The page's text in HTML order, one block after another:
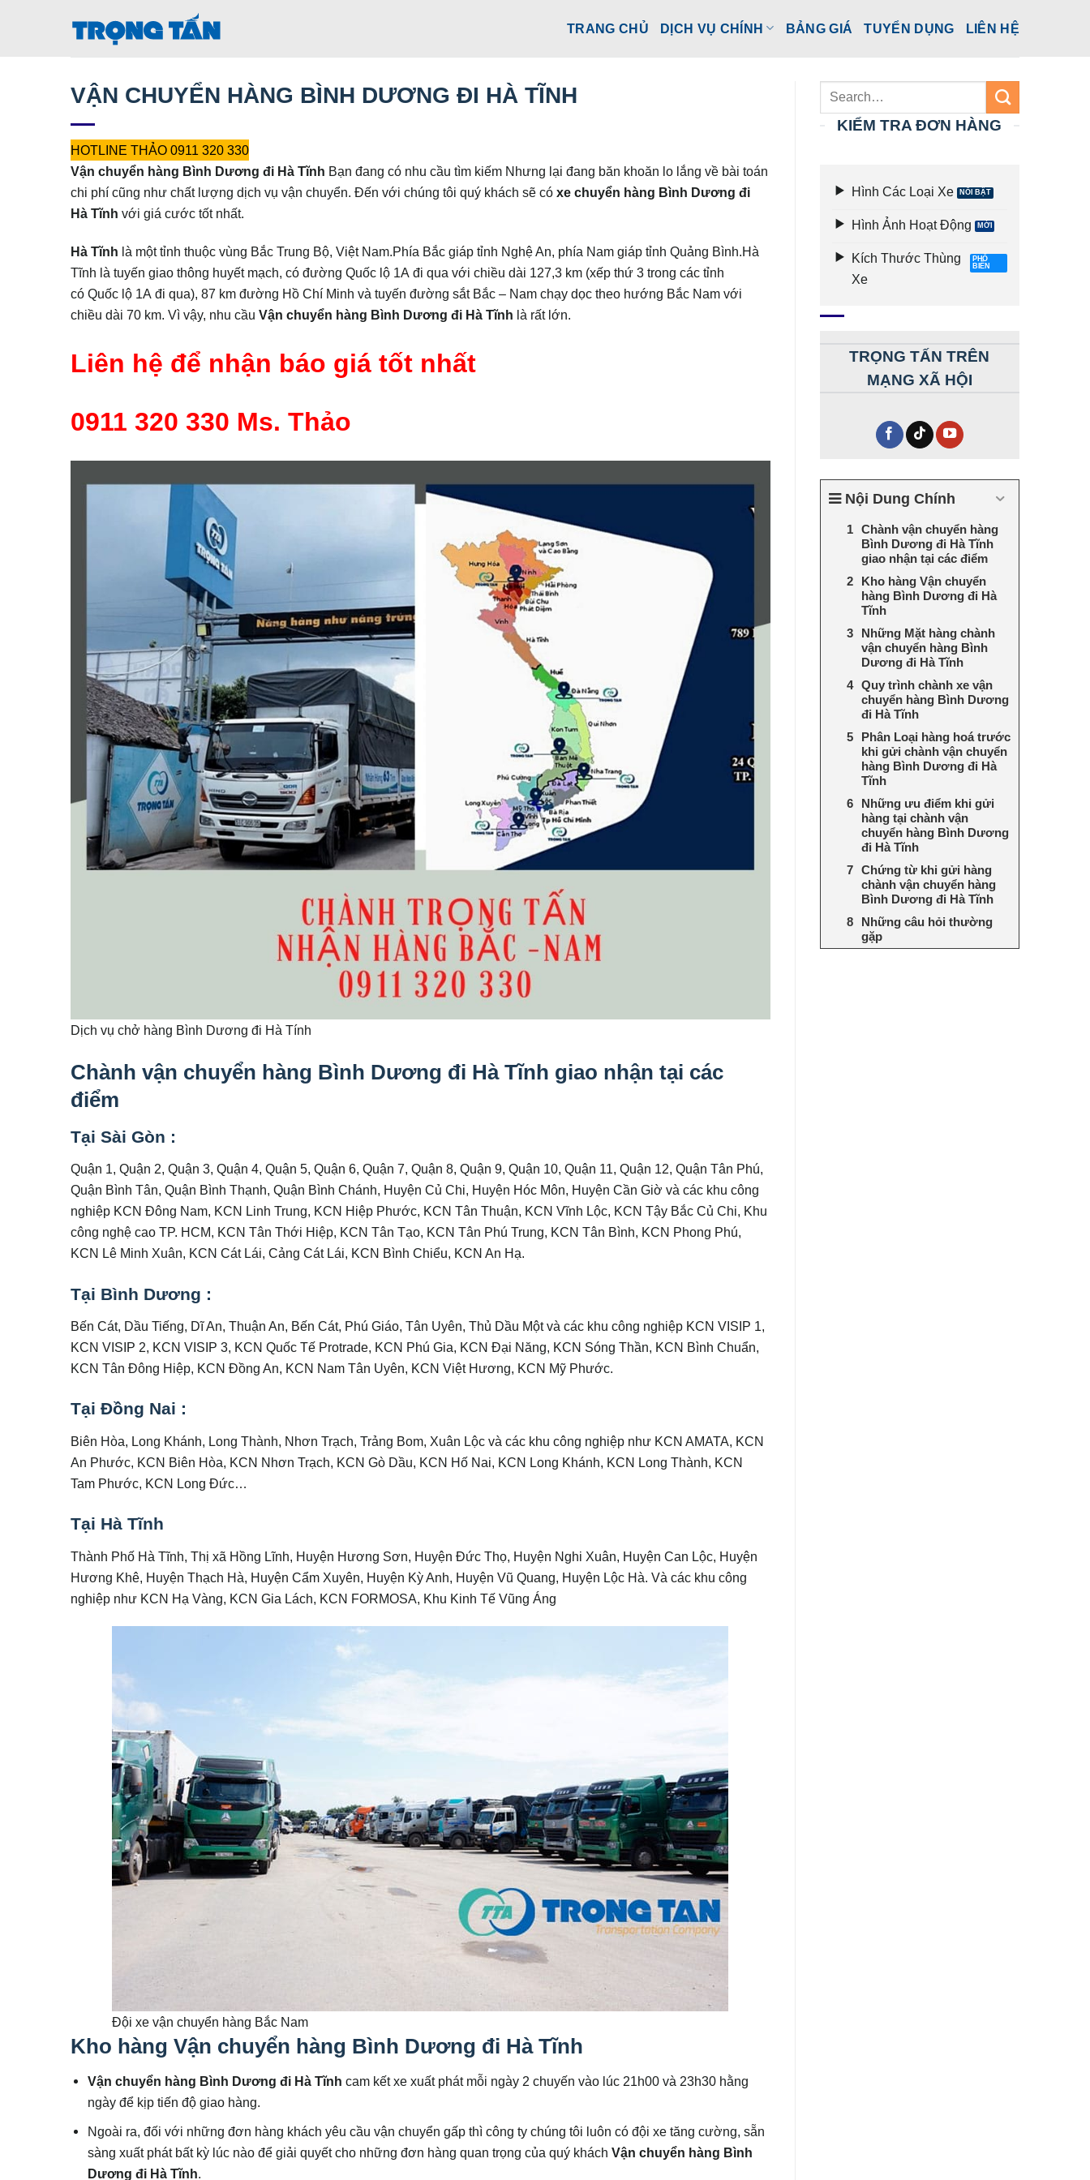
TRANG CHỦ DỊCH VỤ CHÍNH BẢNG GIÁ TUYỂN DỤNG LIÊN HỆ
VẬN CHUYỂN HÀNG BÌNH DƯƠNG ĐI HÀ TĨNH
HOTLINE THẢO 0911 320 330
Vận chuyển hàng Bình Dương đi Hà Tĩnh Bạn đang có nhu cầu tìm kiếm Nhưng lại đang băn khoăn lo lắng về bài toán
chi phí cũng như chất lượng dịch vụ vận chuyển. Đến với chúng tôi quý khách sẽ có xe chuyển hàng Bình Dương đi
Hà Tĩnh với giá cước tốt nhất.
Hà Tĩnh là một tỉnh thuộc vùng Bắc Trung Bộ, Việt Nam.Phía Bắc giáp tỉnh Nghệ An, phía Nam giáp tỉnh Quảng Bình.Hà
Tĩnh là tuyến giao thông huyết mạch, có đường Quốc lộ 1A đi qua với chiều dài 127,3 km (xếp thứ 3 trong các tỉnh
có Quốc lộ 1A đi qua), 87 km đường Hồ Chí Minh và tuyến đường sắt Bắc – Nam chạy dọc theo hướng Bắc Nam với
chiều dài 70 km. Vì vậy, nhu cầu Vận chuyển hàng Bình Dương đi Hà Tĩnh là rất lớn.
Liên hệ để nhận báo giá tốt nhất
0911 320 330 Ms. Thảo
Dịch vụ chở hàng Bình Dương đi Hà Tính
Chành vận chuyển hàng Bình Dương đi Hà Tĩnh giao nhận tại các
điểm
Tại Sài Gòn :
Quận 1, Quận 2, Quận 3, Quận 4, Quận 5, Quận 6, Quận 7, Quận 8, Quận 9, Quận 10, Quận 11, Quận 12, Quận Tân Phú,
Quận Bình Tân, Quận Bình Thạnh, Quận Bình Chánh, Huyện Củ Chi, Huyện Hóc Môn, Huyện Cần Giờ và các khu công
nghiệp KCN Đông Nam, KCN Linh Trung, KCN Hiệp Phước, KCN Tân Thuận, KCN Vĩnh Lộc, KCN Tậy Bắc Củ Chi, Khu
công nghệ cao TP. HCM, KCN Tân Thới Hiệp, KCN Tân Tạo, KCN Tân Phú Trung, KCN Tân Bình, KCN Phong Phú,
KCN Lê Minh Xuân, KCN Cát Lái, Cảng Cát Lái, KCN Bình Chiểu, KCN An Hạ.
Tại Bình Dương :
Bến Cát, Dầu Tiếng, Dĩ An, Thuận An, Bến Cát, Phú Giáo, Tân Uyên, Thủ Dầu Một và các khu công nghiệp KCN VISIP 1,
KCN VISIP 2, KCN VISIP 3, KCN Quốc Tế Protrade, KCN Phú Gia, KCN Đại Năng, KCN Sóng Thần, KCN Bình Chuẩn,
KCN Tân Đông Hiệp, KCN Đồng An, KCN Nam Tân Uyên, KCN Việt Hương, KCN Mỹ Phước.
Tại Đồng Nai :
Biên Hòa, Long Khánh, Long Thành, Nhơn Trạch, Trảng Bom, Xuân Lộc và các khu công nghiệp như KCN AMATA, KCN
An Phước, KCN Biên Hòa, KCN Nhơn Trạch, KCN Gò Dầu, KCN Hố Nai, KCN Long Khánh, KCN Long Thành, KCN
Tam Phước, KCN Long Đức…
Tại Hà Tĩnh
Thành Phố Hà Tĩnh, Thị xã Hồng Lĩnh, Huyện Hương Sơn, Huyện Đức Thọ, Huyện Nghi Xuân, Huyện Can Lộc, Huyện
Hương Khê, Huyện Thạch Hà, Huyện Cẩm Xuyên, Huyện Kỳ Anh, Huyện Vũ Quang, Huyện Lộc Hà. Và các khu công
nghiệp như KCN Hạ Vàng, KCN Gia Lách, KCN FORMOSA, Khu Kinh Tế Vũng Áng
Đội xe vận chuyển hàng Bắc Nam
Kho hàng Vận chuyển hàng Bình Dương đi Hà Tĩnh
Vận chuyển hàng Bình Dương đi Hà Tĩnh cam kết xe xuất phát mỗi ngày 2 chuyến vào lúc 21h00 và 23h30 hằng
ngày để kịp tiến độ giao hàng.
Ngoài ra, đối với những đơn hàng khách yêu cầu vận chuyển gấp thì công ty chúng tôi luôn có đội xe tăng cường, sẵn
sàng xuất phát bất kỳ lúc nào để giải quyết cho những đơn hàng quan trọng của quý kháchVận chuyển hàng Bình
Dương đi Hà Tĩnh.
KIỂM TRA ĐƠN HÀNG
Hình Các Loại Xe
Hình Ảnh Hoạt Động
Kích Thước Thùng
Xe
TRỌNG TẤN TRÊN
MẠNG XÃ HỘI
Nội Dung Chính
Chành vận chuyển hàng
Bình Dương đi Hà Tĩnh
giao nhận tại các điểm
Kho hàng Vận chuyển
hàng Bình Dương đi Hà
Tĩnh
Những Mặt hàng chành
vận chuyển hàng Bình
Dương đi Hà Tĩnh
Quy trình chành xe vận
chuyển hàng Bình Dương
đi Hà Tĩnh
Phân Loại hàng hoá trước
khi gửi chành vận chuyển
hàng Bình Dương đi Hà
Tĩnh
Những ưu điểm khi gửi
hàng tại chành vận
chuyển hàng Bình Dương
đi Hà Tĩnh
Chứng từ khi gửi hàng
chành vận chuyển hàng
Bình Dương đi Hà Tĩnh
Những câu hỏi thường
gặp